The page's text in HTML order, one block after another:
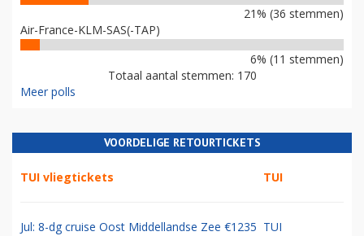
21% (36 stemmen)
Air-France-KLM-SAS(-TAP)
6% (11 stemmen)
Totaal aantal stemmen: 170
Meer polls
VOORDELIGE RETOURTICKETS
TUI vliegtickets TUI
Jul: 8-dg cruise Oost Middellandse Zee €1235 TUI